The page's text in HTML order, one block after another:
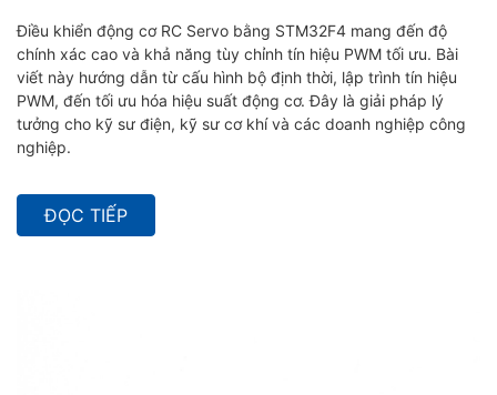
Điều khiển động cơ RC Servo bằng STM32F4 mang đến độ
chính xác cao và khả năng tùy chỉnh tín hiệu PWM tối ưu. Bài
viết này hướng dẫn từ cấu hình bộ định thời, lập trình tín hiệu
PWM, đến tối ưu hóa hiệu suất động cơ. Đây là giải pháp lý
tưởng cho kỹ sư điện, kỹ sư cơ khí và các doanh nghiệp công
nghiệp.
ĐỌC TIẾP